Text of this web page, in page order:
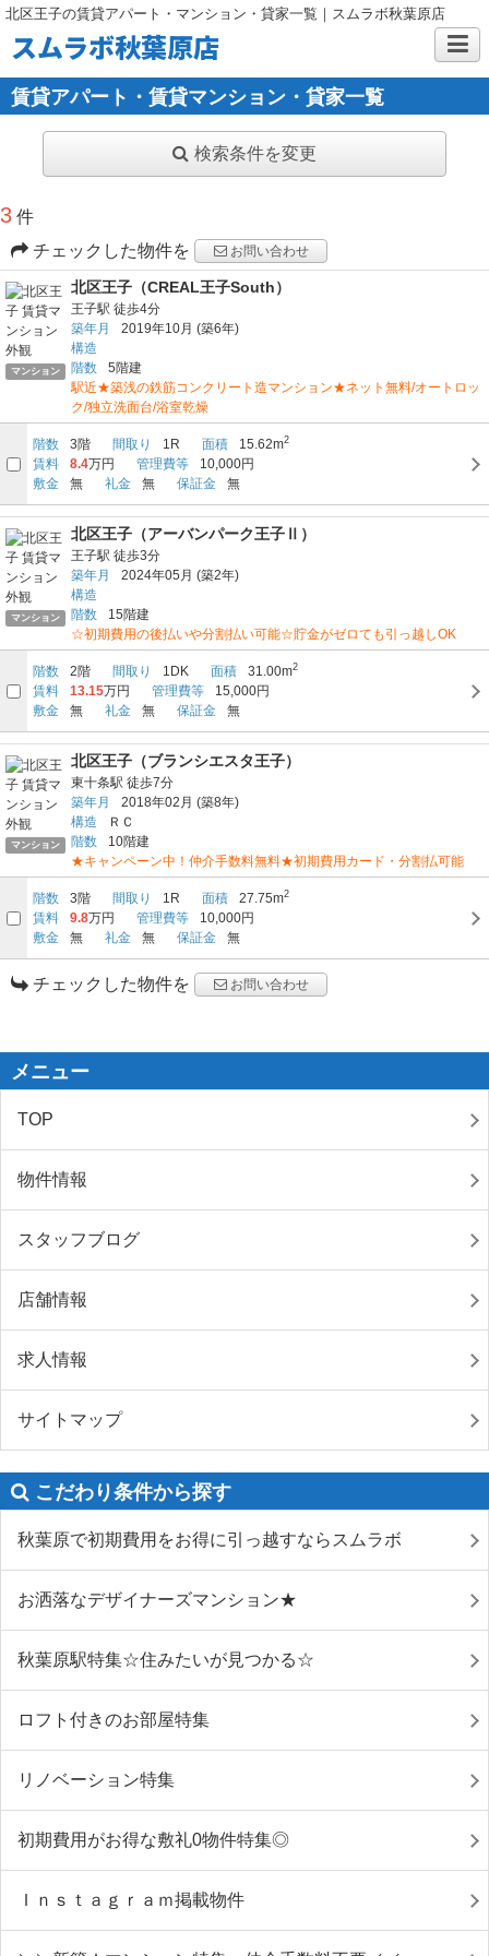
北区王子の賃貸アパート・マンション・貸家一覧｜スムラボ秋葉原店
スムラボ秋葉原店
賃貸アパート・賃貸マンション・貸家一覧
検索条件を変更
3 件
チェックした物件を
お問い合わせ
マンション
北区王子（CREAL王子South）
王子駅 徒歩4分
築年月
2019年10月 (築6年)
構造
階数
5階建
駅近★築浅の鉄筋コンクリート造マンション★ネット無料/オートロッ
ク/独立洗面台/浴室乾燥
階数 3階 間取り 1R 面積 15.62m2
賃料 8.4万円 管理費等
10,000円
敷金
無 礼金 無 保証金 無
マンション
北区王子（アーバンパーク王子Ⅱ）
王子駅 徒歩3分
築年月
2024年05月 (築2年)
構造
階数
15階建
☆初期費用の後払いや分割払い可能☆貯金がゼロても引っ越しOK
階数 2階 間取り 1DK 面積 31.00m2
賃料 13.15万円 管理費等
15,000円
敷金
無 礼金 無 保証金 無
マンション
北区王子（ブランシエスタ王子）
東十条駅 徒歩7分
築年月
2018年02月 (築8年)
構造
ＲＣ
階数
10階建
★キャンペーン中！仲介手数料無料★初期費用カード・分割払可能
階数 3階 間取り 1R 面積 27.75m2
賃料 9.8万円 管理費等
10,000円
敷金
無 礼金 無 保証金 無
チェックした物件を お問い合わせ
メニュー
TOP
物件情報
スタッフブログ
店舗情報
求人情報
サイトマップ
こだわり条件から探す
秋葉原で初期費用をお得に引っ越すならスムラボ
お洒落なデザイナーズマンション★
秋葉原駅特集☆住みたいが見つかる☆
ロフト付きのお部屋特集
リノベーション特集
初期費用がお得な敷礼0物件特集◎
Ｉｎｓｔａｇｒａｍ掲載物件